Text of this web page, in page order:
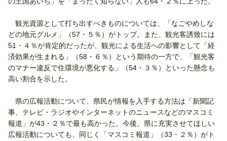
観光資源として打ち出すべきものについては、「なごやめしな
どの地元グルメ」（57・５％）がトップ。また、観光客誘致には
51・４％が肯定的だったが、観光による生活への影響として「経
済効果が生まれる」（58・６％）という期待の一方で、「観光客
のマナー違反で住環境が悪化する」（54・３％）といった懸念も
高い割合を示した。
県の広報活動について、県民が情報を入手する方法は「新聞記
事、テレビ・ラジオやインターネットのニュースなどのマスコミ
報道」が43・２％で最も高かった。今後、県に充実させてほしい
広報活動についても、同じく「マスコミ報道」（33・２％）がト